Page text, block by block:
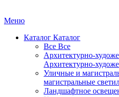
Меню
Каталог Каталог
Все Все
Архитектурно-
Архитектурно-
Уличные и
магистральные
Ландшафтное